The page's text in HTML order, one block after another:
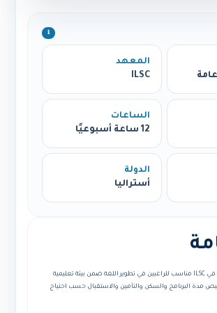
ℹ️
المعهد
ILSC
الساعات
12 ساعة أسبوعيًا
الدولة
أستراليا
برنامج لغة إنجليزية عامة في ILSC مناسب للراغبين في تطوير اللغة ضمن بيئة تعليمية
مدة البرنامج والسكن والتأمين والاستقبال حسب احتياج